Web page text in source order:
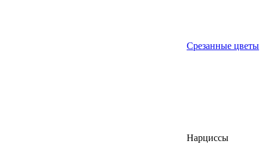
Срезанные цветы
Нарциссы